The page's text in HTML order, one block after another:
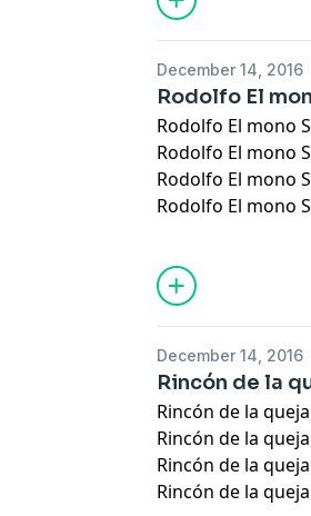
December 14, 2016
Rodolfo El
Rodolfo El mono
Rodolfo El mono
Rodolfo El mono
Rodolfo El mono
December 14, 2016
Rincón de la
Rincón de la
Rincón de la
Rincón de la
Rincón de la